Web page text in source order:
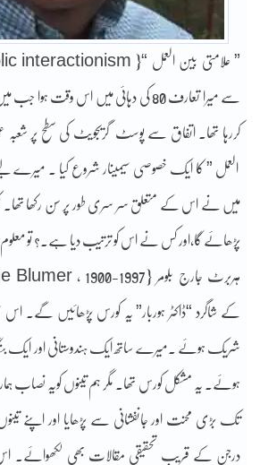
” علامتی بین العمل “{ Symbolic interactionism }کے نظر
سے میرا تعارف 80 کی دہائی میں اس وقت ہوا
کررہا تھا۔ اتفاق سے پوسٹ گریجویٹ کی سطح پر شعبہ
العمل ” کا ایک خصوصی سیمینار شروع کیا ۔ میرے لیے
میں نے اس کے متعلق سر سری طور پر سن رکھا تھا۔
پڑھائے گا،اور کس نے اس کو ترتیب دیا ہے۔؟ تو معلوم
کے شاگرد “ڈاکٹر ہوربار” یہ کورس پڑھائیں گے۔
شریک ہوئے ۔میرے ساتھ ایک ہندوستانی اور ایک
ہوئے۔ یہ مشکل کورس تھا۔ مگر ہم تینوں کویہ نصاب
تک بڑی محنت اور جانفشانی سے پڑھایا اور اپنے
درجن کے قریب تحقیقی مقالات بھی لکھوائے۔ اس